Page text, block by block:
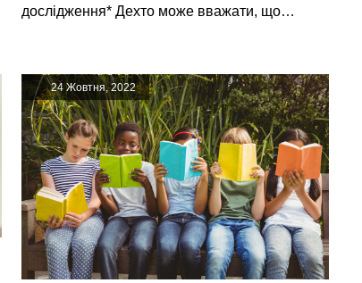
дослідження* Дехто може вважати, що…
24 Жовтня, 2022